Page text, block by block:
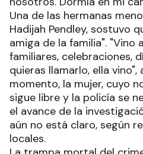
Una de las hermanas
Hadijah Pendley, sostuvo
amiga de la familia". "Vino
familiares, celebraciones,
quieras llamarlo, ella vino",
momento, la mujer, cuyo
sigue libre y la policía se
el avance de la
aún no está claro, según
locales.